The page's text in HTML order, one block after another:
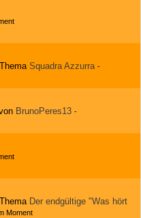
Squadra Azzurra -
BrunoPeres13 -
Der endgültige "Was hört
Moment